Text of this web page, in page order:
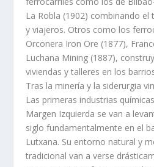
La Robla (1902) combinando
y viajeros. Otros como los
Orconera Iron Ore (1877),
Luchana Mining (1887),
viviendas y talleres en los
Tras la minería y la siderurgia
Las primeras industrias
Margen Izquierda se van a
siglo fundamentalmente en el
Lutxana. Su entorno natural y
tradicional van a verse